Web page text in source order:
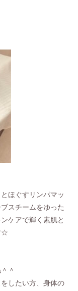
ほぐすリンパマッ
スチームをゆった
ケアで輝く素肌と
☆
＾
したい方、身体の